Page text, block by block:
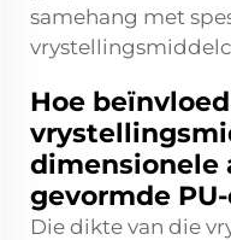
samehang met
Hoe beïnvloed
dimensionele
gevormde
Die dikte van die